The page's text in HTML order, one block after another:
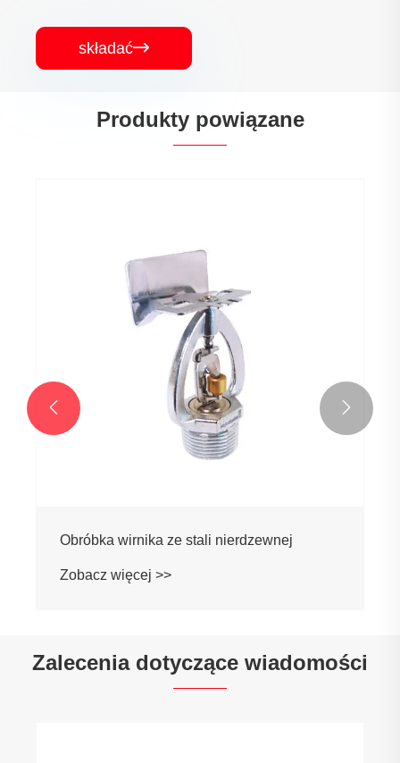
składać
Produkty powiązane
Obróbka wirnika ze stali nierdzewnej
Zobacz więcej >>
 
Zalecenia dotyczące wiadomości